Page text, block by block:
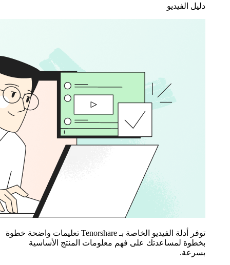
دليل الفيديو
توفر أدلة الفيديو الخاصة بـ Tenorshare تعليمات واضحة خطوة
بخطوة لمساعدتك على فهم معلومات المنتج الأساسية
بسرعة.